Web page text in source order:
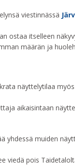
viestinnässä
ostaa itselleen
määrän ja
näyttelytilaa
aikaisintaan
yhdessä muiden
viedä pois